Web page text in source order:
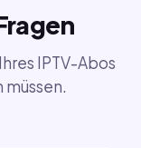
IPTV-Abos